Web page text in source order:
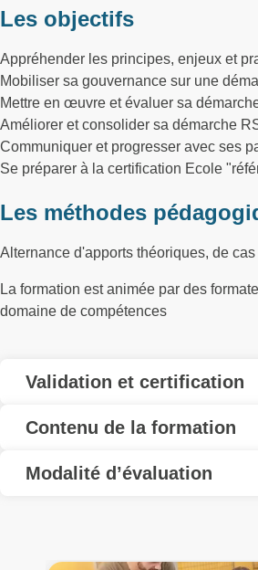
Les objectifs
Appréhender les principes, enjeux et
Mobiliser sa gouvernance sur une
Mettre en œuvre et évaluer sa
Améliorer et consolider sa démarche
Communiquer et progresser avec ses
Se préparer à la certification Ecole
Les méthodes
Alternance d'apports théoriques, de
La formation est animée par des
domaine de compétences
Validation et certification
Contenu de la formation
Modalité d’évaluation